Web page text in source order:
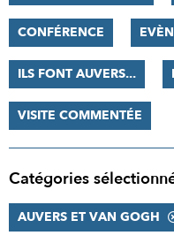
CONFÉRENCE
ILS FONT AUVERS...
VISITE COMMENTÉE
Catégories
AUVERS ET VAN GOGH